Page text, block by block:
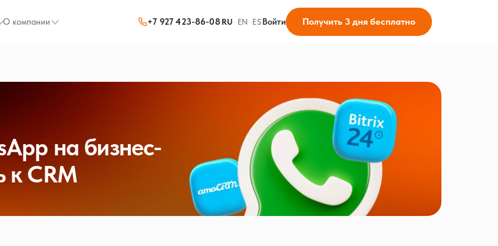
О компании +7 927 423-86-08 RU · EN · ESВойти Получить 3 дня бесплатно
на бизнес-
к CRM